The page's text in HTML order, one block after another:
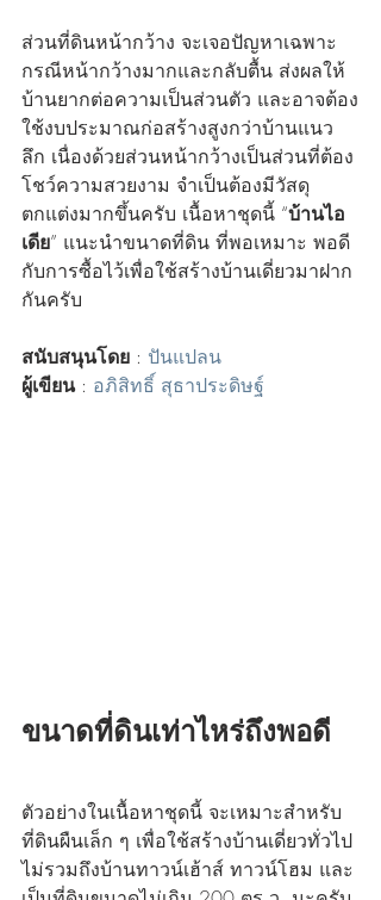
ส่วนที่ดินหน้ากว้าง จะเจอปัญหาเฉพาะ
กรณีหน้ากว้างมากและกลับตื้น ส่งผลให้
บ้านยากต่อความเป็นส่วนตัว และอาจต้อง
ใช้งบประมาณก่อสร้างสูงกว่าบ้านแนว
ลึก เนื่องด้วยส่วนหน้ากว้างเป็นส่วนที่ต้อง
โชว์ความสวยงาม จำเป็นต้องมีวัสดุ
ตกแต่งมากขึ้นครับ เนื้อหาชุดนี้ “บ้านไอ
เดีย” แนะนำขนาดที่ดิน ที่พอเหมาะ พอดี
กับการซื้อไว้เพื่อใช้สร้างบ้านเดี่ยวมาฝาก
กันครับ
สนับสนุนโดย : ปันแปลน
ผู้เขียน : อภิสิทธิ์ สุธาประดิษฐ์
ขนาดที่ดินเท่าไหร่ถึงพอดี
ตัวอย่างในเนื้อหาชุดนี้ จะเหมาะสำหรับ
ที่ดินผืนเล็ก ๆ เพื่อใช้สร้างบ้านเดี่ยวทั่วไป
ไม่รวมถึงบ้านทาวน์เฮ้าส์ ทาวน์โฮม และ